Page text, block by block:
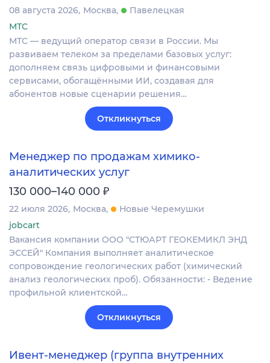
08 августа 2026 Москва
Павелецкая
МТС
МТС — ведущий оператор связи в России. Мы
развиваем телеком за пределами базовых услуг:
дополняем связь цифровыми и финансовыми
сервисами, обогащёнными ИИ, создавая для
абонентов новые сценарии решения…
Откликнуться
Менеджер по продажам химико-
аналитических услуг
130 000–140 000 ₽
22 июля 2026 Москва
Новые Черемушки
jobcart
Вакансия компании ООО "СТЮАРТ ГЕОКЕМИКЛ ЭНД
ЭССЕЙ" Компания выполняет аналитическое
сопровождение геологических работ (химический
анализ геологических проб). Обязанности: - Ведение
профильной клиентской…
Откликнуться
Ивент-менеджер (группа внутренних